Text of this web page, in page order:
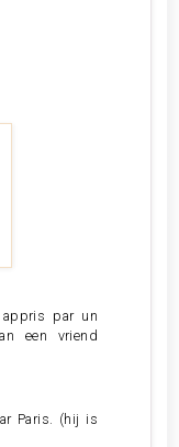
par un
een vriend
Paris. (hij is